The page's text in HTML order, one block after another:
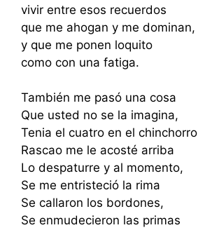
vivir entre esos recuerdos
que me ahogan y me dominan,
y que me ponen loquito
como con una fatiga.
También me pasó una cosa
Que usted no se la imagina,
Tenia el cuatro en el chinchorro
Rascao me le acosté arriba
Lo despaturre y al momento,
Se me entristeció la rima
Se callaron los bordones,
Se enmudecieron las primas